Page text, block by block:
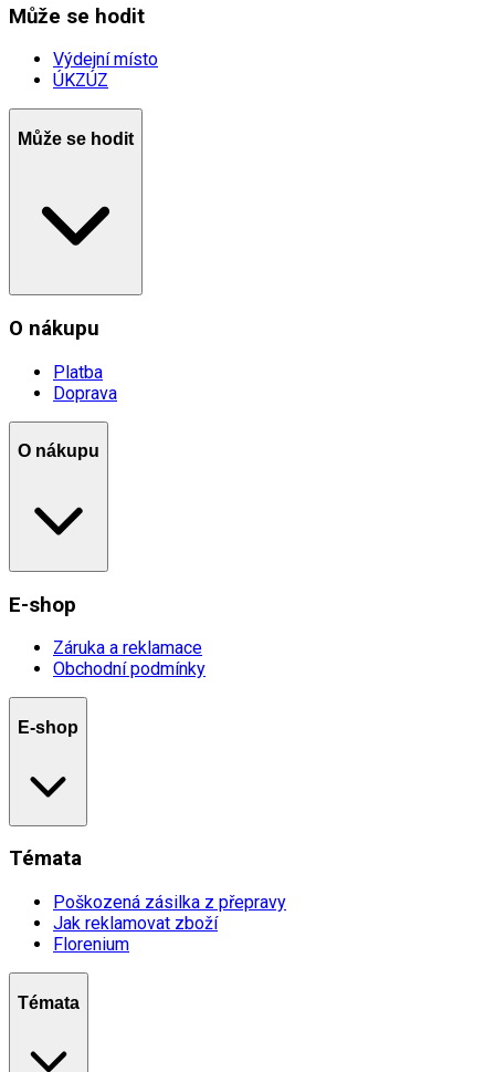
Může se hodit
Výdejní místo
ÚKZÚZ
Může se hodit
O nákupu
Platba
Doprava
O nákupu
E-shop
Záruka a reklamace
Obchodní podmínky
E-shop
Témata
Poškozená zásilka z přepravy
Jak reklamovat zboží
Florenium
Témata